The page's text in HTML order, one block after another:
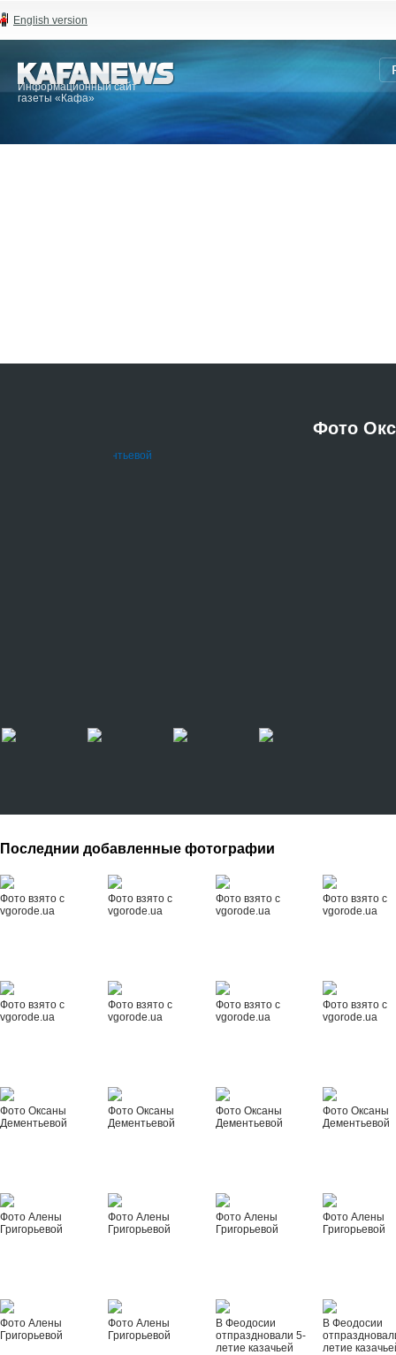
English version
Информационный сайт
газеты «Кафа»
Фото
Последнии добавленные фотографии
Фото взято с
vgorode.ua
Фото взято с
vgorode.ua
Фото взято с
vgorode.ua
Фото взято с
vgorode.ua
Фото взято с
vgorode.ua
Фото взято с
vgorode.ua
Фото взято с
vgorode.ua
Фото взято с
vgorode.ua
Фото Оксаны
Дементьевой
Фото Оксаны
Дементьевой
Фото Оксаны
Дементьевой
Фото Оксаны
Дементьевой
Фото Алены
Григорьевой
Фото Алены
Григорьевой
Фото Алены
Григорьевой
Фото Алены
Григорьевой
Фото Алены
Григорьевой
Фото Алены
Григорьевой
В Феодосии
отпраздновали 5-
летие казачьей
В Феодосии
летие